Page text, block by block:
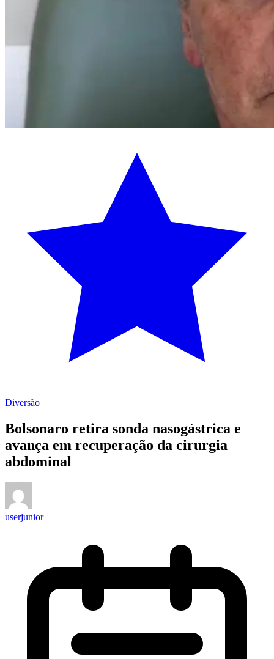
Diversão
Bolsonaro retira sonda nasogástrica e
avança em recuperação da cirurgia
abdominal
userjunior